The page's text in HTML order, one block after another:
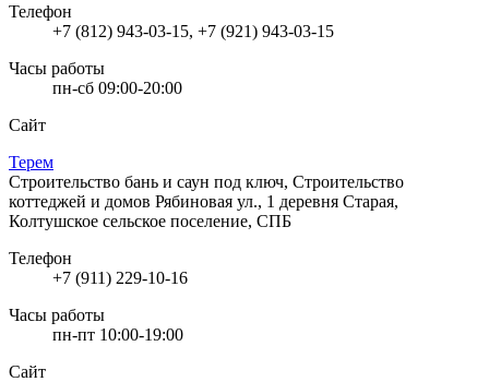
Телефон
+7 (812) 943-03-15, +7 (921) 943-03-15
Часы работы
пн-сб 09:00-20:00
Сайт
Терем
Строительство бань и саун под ключ, Строительство
коттеджей и домов Рябиновая ул., 1 деревня Старая,
Колтушское сельское поселение, СПБ
Телефон
+7 (911) 229-10-16
Часы работы
пн-пт 10:00-19:00
Сайт